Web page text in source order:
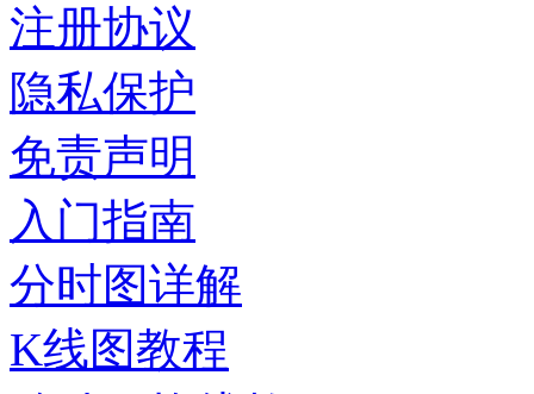
注册协议
隐私保护
免责声明
入门指南
分时图详解
K线图教程